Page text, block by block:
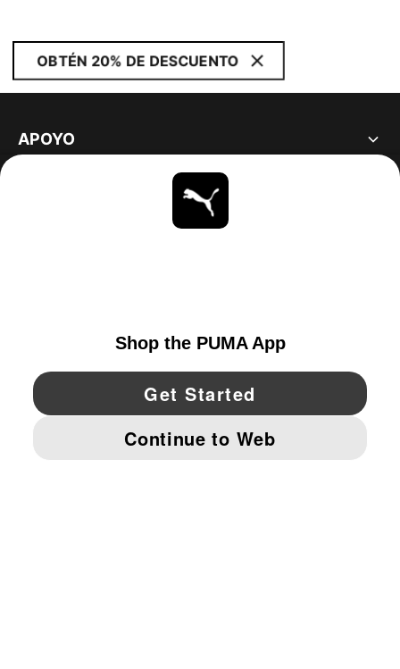
OBTÉN 20% DE DESCUENTO
APOYO
YouTube Twitter Pinterest
IMPRINT AND LEGAL DATA